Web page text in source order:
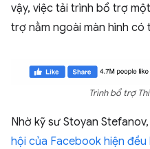
vậy, việc tải trình bổ trợ
trợ nằm ngoài màn hình có
Trình bổ trợ
Nhờ kỹ sư Stoyan Stefanov,
hội của Facebook hiện